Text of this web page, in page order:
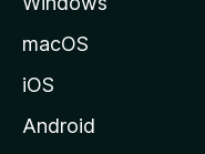
z
i
macOS
iOS
Android